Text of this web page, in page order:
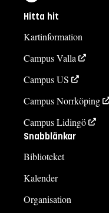
Hitta hit
Kartinformation
Campus Valla
Campus US
Campus Norrköping
Campus Lidingö
Snabblänkar
Biblioteket
Kalender
Organisation